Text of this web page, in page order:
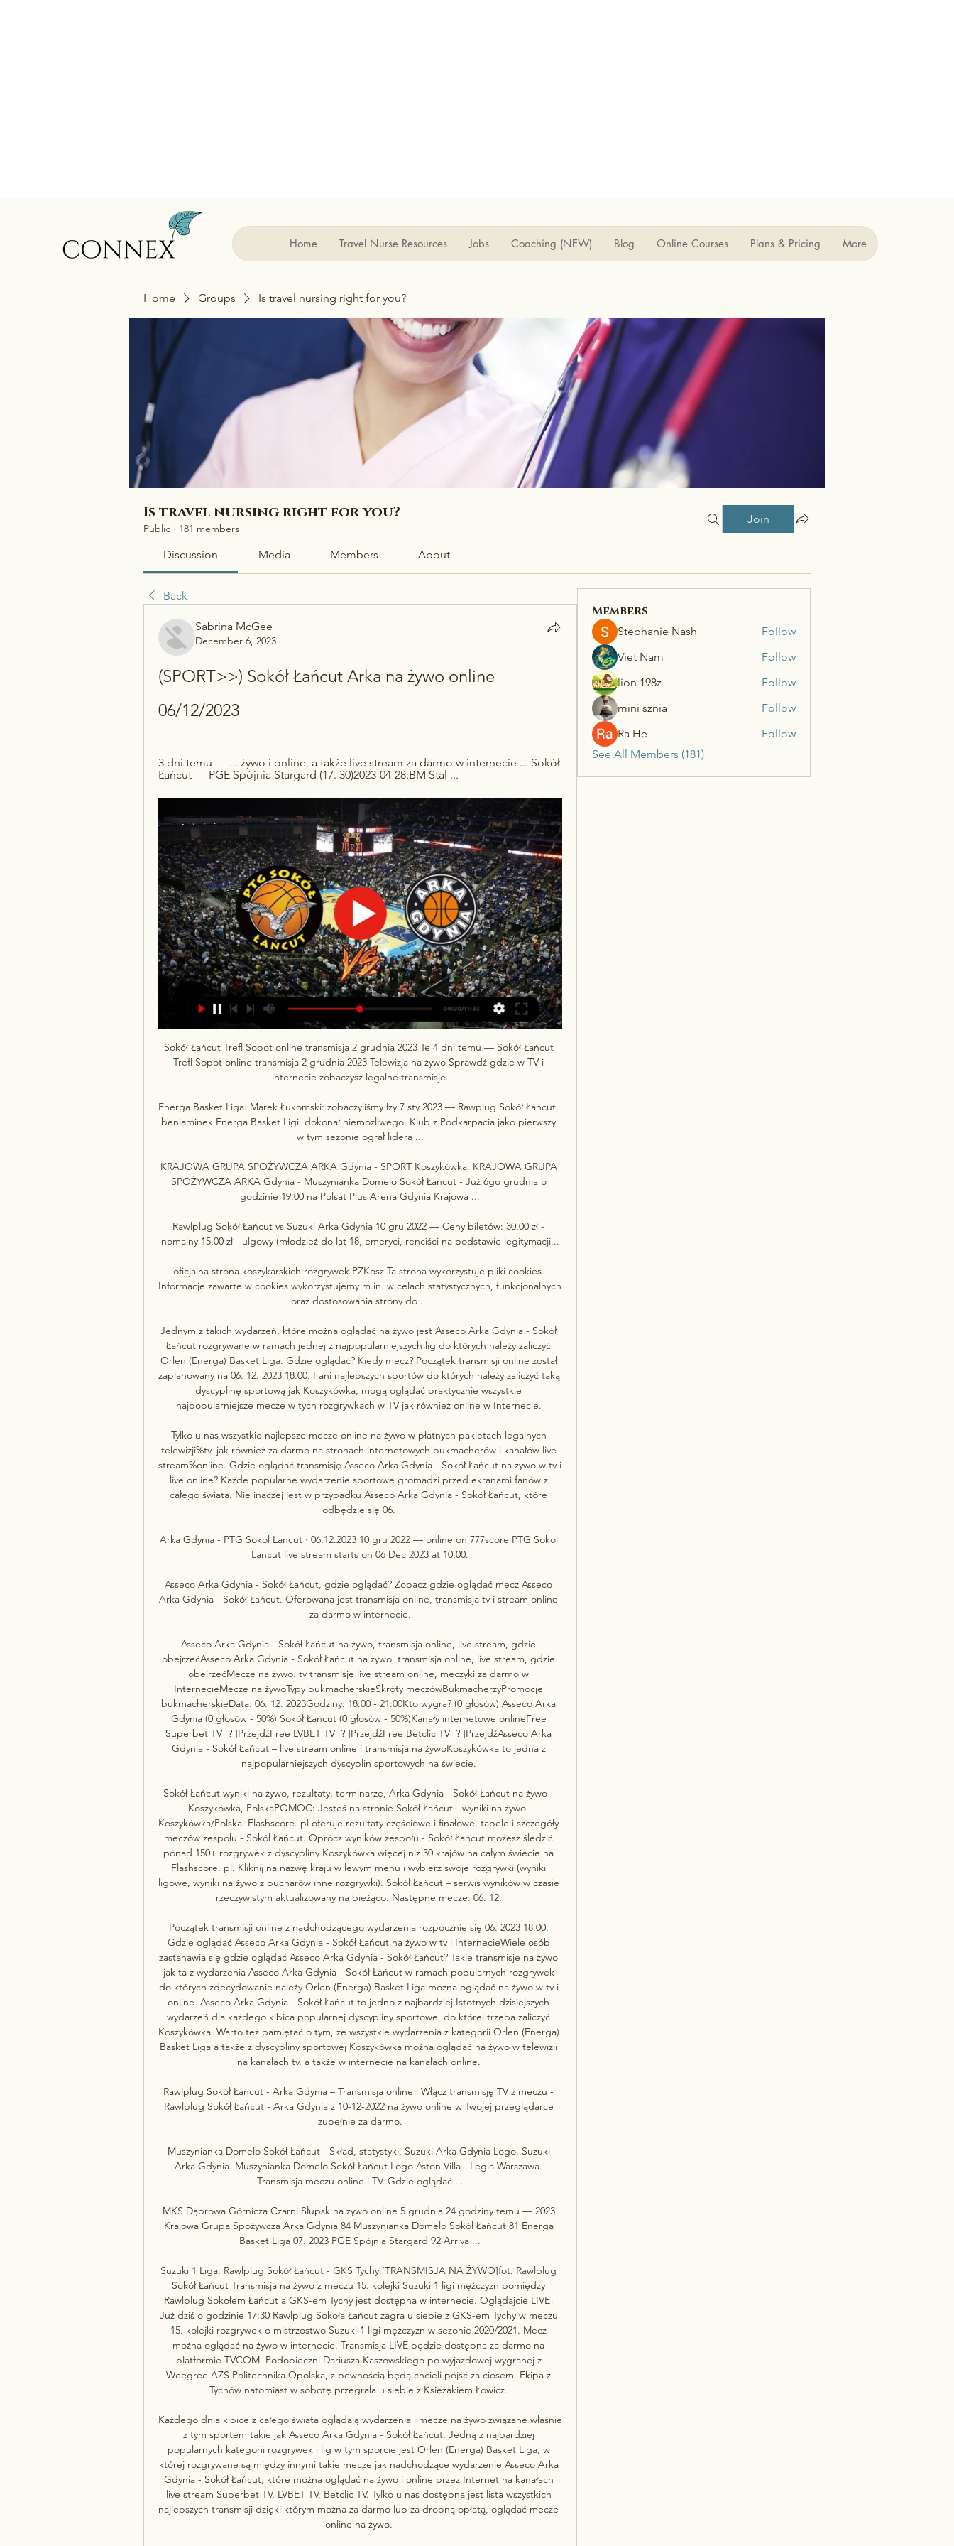
Home Travel Nurse Resources Jobs Coaching (NEW) Blog Online Courses Plans & Pricing More
Home Groups Is travel nursing right for you?
Is travel nursing right for you?
Public · 181 members
Join
Discussion Media Members About
Back
Sabrina McGee
December 6, 2023
(SPORT>>) Sokół Łańcut Arka na żywo online
06/12/2023
3 dni temu — ... żywo i online, a także live stream za darmo w internecie ... Sokół
Łańcut — PGE Spójnia Stargard (17. 30)2023-04-28:BM Stal ...
Sokół Łańcut Trefl Sopot online transmisja 2 grudnia 2023 Te 4 dni temu — Sokół Łańcut
Trefl Sopot online transmisja 2 grudnia 2023 Telewizja na żywo Sprawdź gdzie w TV i
internecie zobaczysz legalne transmisje.
Energa Basket Liga. Marek Łukomski: zobaczyliśmy łzy 7 sty 2023 — Rawplug Sokół Łańcut,
beniaminek Energa Basket Ligi, dokonał niemożliwego. Klub z Podkarpacia jako pierwszy
w tym sezonie ograł lidera ...
KRAJOWA GRUPA SPOŻYWCZA ARKA Gdynia - SPORT Koszykówka: KRAJOWA GRUPA
SPOŻYWCZA ARKA Gdynia - Muszynianka Domelo Sokół Łańcut - Już 6go grudnia o
godzinie 19.00 na Polsat Plus Arena Gdynia Krajowa ...
Rawlplug Sokół Łańcut vs Suzuki Arka Gdynia 10 gru 2022 — Ceny biletów: 30,00 zł -
nomalny 15,00 zł - ulgowy (młodzież do lat 18, emeryci, renciści na podstawie legitymacji...
oficjalna strona koszykarskich rozgrywek PZKosz Ta strona wykorzystuje pliki cookies.
Informacje zawarte w cookies wykorzystujemy m.in. w celach statystycznych, funkcjonalnych
oraz dostosowania strony do ...
Jednym z takich wydarzeń, które można oglądać na żywo jest Asseco Arka Gdynia - Sokół
Łańcut rozgrywane w ramach jednej z najpopularniejszych lig do których należy zaliczyć
Orlen (Energa) Basket Liga. Gdzie oglądać? Kiedy mecz? Początek transmisji online został
zaplanowany na 06. 12. 2023 18:00. Fani najlepszych sportów do których należy zaliczyć taką
dyscyplinę sportową jak Koszykówka, mogą oglądać praktycznie wszystkie
najpopularniejsze mecze w tych rozgrywkach w TV jak również online w Internecie.
Tylko u nas wszystkie najlepsze mecze online na żywo w płatnych pakietach legalnych
telewizji%tv, jak również za darmo na stronach internetowych bukmacherów i kanałów live
stream%online. Gdzie oglądać transmisję Asseco Arka Gdynia - Sokół Łańcut na żywo w tv i
live online? Każde popularne wydarzenie sportowe gromadzi przed ekranami fanów z
całego świata. Nie inaczej jest w przypadku Asseco Arka Gdynia - Sokół Łańcut, które
odbędzie się 06.
Arka Gdynia - PTG Sokol Lancut · 06.12.2023 10 gru 2022 — online on 777score PTG Sokol
Lancut live stream starts on 06 Dec 2023 at 10:00.
Asseco Arka Gdynia - Sokół Łańcut, gdzie oglądać? Zobacz gdzie oglądać mecz Asseco
Arka Gdynia - Sokół Łańcut. Oferowana jest transmisja online, transmisja tv i stream online
za darmo w internecie.
Asseco Arka Gdynia - Sokół Łańcut na żywo, transmisja online, live stream, gdzie
obejrzeć﻿Asseco Arka Gdynia - Sokół Łańcut na żywo, transmisja online, live stream, gdzie
obejrzećMecze na żywo. tv transmisje live stream online, meczyki za darmo w
InternecieMecze na żywoTypy bukmacherskieSkróty meczówBukmacherzyPromocje
bukmacherskieData: 06. 12. 2023Godziny: 18:00 - 21:00Kto wygra? (0 głosów) Asseco Arka
Gdynia (0 głosów - 50%) Sokół Łańcut (0 głosów - 50%)Kanały internetowe onlineFree
Superbet TV [? ]PrzejdźFree LVBET TV [? ]PrzejdźFree Betclic TV [? ]PrzejdźAsseco Arka
Gdynia - Sokół Łańcut – live stream online i transmisja na żywoKoszykówka to jedna z
najpopularniejszych dyscyplin sportowych na świecie.
Sokół Łańcut wyniki na żywo, rezultaty, terminarze, Arka Gdynia - Sokół Łańcut na żywo -
Koszykówka, PolskaPOMOC: Jesteś na stronie Sokół Łańcut - wyniki na żywo -
Koszykówka/Polska. Flashscore. pl oferuje rezultaty częściowe i finałowe, tabele i szczegóły
meczów zespołu - Sokół Łańcut. Oprócz wyników zespołu - Sokół Łańcut możesz śledzić
ponad 150+ rozgrywek z dyscypliny Koszykówka więcej niż 30 krajów na całym świecie na
Flashscore. pl. Kliknij na nazwę kraju w lewym menu i wybierz swoje rozgrywki (wyniki
ligowe, wyniki na żywo z pucharów inne rozgrywki). Sokół Łańcut – serwis wyników w czasie
rzeczywistym aktualizowany na bieżąco. Następne mecze: 06. 12.
Początek transmisji online z nadchodzącego wydarzenia rozpocznie się 06. 2023 18:00.
Gdzie oglądać Asseco Arka Gdynia - Sokół Łańcut na żywo w tv i InternecieWiele osób
zastanawia się gdzie oglądać Asseco Arka Gdynia - Sokół Łańcut? Takie transmisje na żywo
jak ta z wydarzenia Asseco Arka Gdynia - Sokół Łańcut w ramach popularnych rozgrywek
do których zdecydowanie należy Orlen (Energa) Basket Liga mozna oglądać na żywo w tv i
online. Asseco Arka Gdynia - Sokół Łańcut to jedno z najbardziej Istotnych dzisiejszych
wydarzeń dla każdego kibica popularnej dyscypliny sportowe, do której trzeba zaliczyć
Koszykówka. Warto też pamiętać o tym, że wszystkie wydarzenia z kategorii Orlen (Energa)
Basket Liga a także z dyscypliny sportowej Koszykówka można oglądać na żywo w telewizji
na kanałach tv, a także w internecie na kanałach online.
Rawlplug Sokół Łańcut - Arka Gdynia – Transmisja online i Włącz transmisję TV z meczu -
Rawlplug Sokół Łańcut - Arka Gdynia z 10-12-2022 na żywo online w Twojej przeglądarce
zupełnie za darmo.
Muszynianka Domelo Sokół Łańcut - Skład, statystyki, Suzuki Arka Gdynia Logo. Suzuki
Arka Gdynia. Muszynianka Domelo Sokół Łańcut Logo Aston Villa - Legia Warszawa.
Transmisja meczu online i TV. Gdzie oglądać ...
MKS Dąbrowa Górnicza Czarni Słupsk na żywo online 5 grudnia 24 godziny temu — 2023
Krajowa Grupa Spożywcza Arka Gdynia 84 Muszynianka Domelo Sokół Łańcut 81 Energa
Basket Liga 07. 2023 PGE Spójnia Stargard 92 Arriva ...
Suzuki 1 Liga: Rawlplug Sokół Łańcut - GKS Tychy [TRANSMISJA NA ŻYWO]fot. Rawlplug
Sokół Łańcut Transmisja na żywo z meczu 15. kolejki Suzuki 1 ligi mężczyzn pomiędzy
Rawlplug Sokołem Łańcut a GKS-em Tychy jest dostępna w internecie. Oglądajcie LIVE!
Już dziś o godzinie 17:30 Rawlplug Sokoła Łańcut zagra u siebie z GKS-em Tychy w meczu
15. kolejki rozgrywek o mistrzostwo Suzuki 1 ligi mężczyzn w sezonie 2020/2021. Mecz
można oglądać na żywo w internecie. Transmisja LIVE będzie dostępna za darmo na
platformie TVCOM. Podopieczni Dariusza Kaszowskiego po wyjazdowej wygranej z
Weegree AZS Politechnika Opolska, z pewnością będą chcieli pójść za ciosem. Ekipa z
Tychów natomiast w sobotę przegrała u siebie z Księżakiem Łowicz.
Każdego dnia kibice z całego świata oglądają wydarzenia i mecze na żywo związane właśnie
z tym sportem takie jak Asseco Arka Gdynia - Sokół Łańcut. Jedną z najbardziej
popularnych kategorii rozgrywek i lig w tym sporcie jest Orlen (Energa) Basket Liga, w
której rozgrywane są między innymi takie mecze jak nadchodzące wydarzenie Asseco Arka
Gdynia - Sokół Łańcut, które można oglądać na żywo i online przez Internet na kanałach
live stream Superbet TV, LVBET TV, Betclic TV. Tylko u nas dostępna jest lista wszystkich
najlepszych transmisji dzięki którym można za darmo lub za drobną opłatą, oglądać mecze
online na żywo.
Members
Stephanie Nash
Follow
Viet Nam
Follow
lion 198z
Follow
mini sznia
Follow
Ra He
Follow
See All Members (181)